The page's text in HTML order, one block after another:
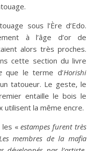
sous l’Ère d’Edo.
à l’âge d’or de
alors très proches.
cette section du livre
que le terme d’Horishi
tatoueur. Le geste, le
entaille le bois le
utilisent la même encre.
« estampes furent très
membres de la mafia